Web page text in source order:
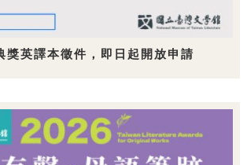
獎英譯本徵件，即日起開放申請